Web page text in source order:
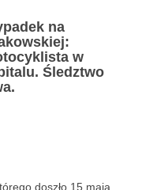
na
w
Śledztwo